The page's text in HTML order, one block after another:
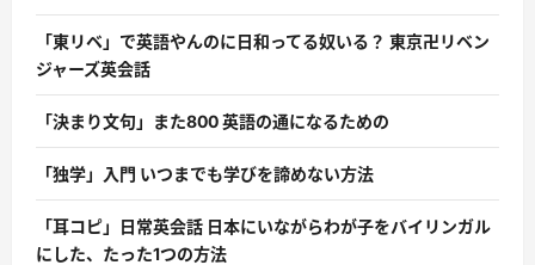
「東リベ」で英語やんのに日和ってる奴いる？ 東京卍リベン
ジャーズ英会話
「決まり文句」また800 英語の通になるための
「独学」入門 いつまでも学びを諦めない方法
「耳コピ」日常英会話 日本にいながらわが子をバイリンガル
にした、たった1つの方法